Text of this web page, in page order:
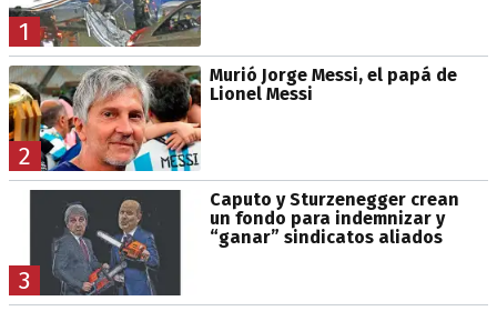
1
2
Murió Jorge Messi, el papá de
Lionel Messi
3
Caputo y Sturzenegger crean
un fondo para indemnizar y
“ganar” sindicatos aliados